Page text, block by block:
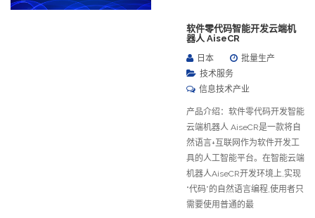
软件零代码智能开发云端机
器人 AiseCR
日本
批量生产
技术服务
信息技术产业
产品介绍：软件零代码开发智能
云端机器人 AiseCR是一款将自
然语言+互联网作为软件开发工
具的人工智能平台。在智能云端
机器人AiseCR开发环境上,实现
“代码”的自然语言编程,使用者只
需要使用普通的最